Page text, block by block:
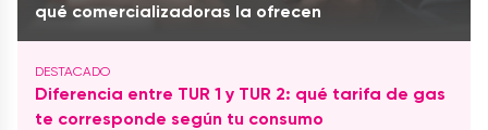
qué comercializadoras la ofrecen
Diferencia entre TUR 1 y TUR 2: qué tarifa de gas
te corresponde según tu consumo